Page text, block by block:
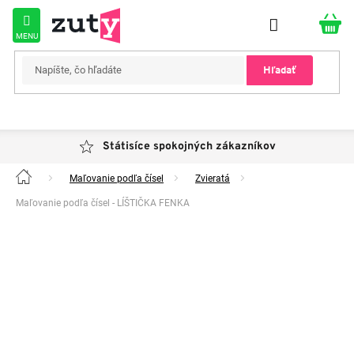
Prejsť
obsah
Hľadať
Státisíce spokojných zákazníkov
Domov Maľovanie podľa čísel Zvieratá
Maľovanie podľa čísel - LÍŠTIČKA FENKA